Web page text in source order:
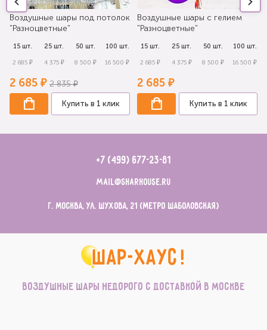
Воздушные шары под потолок
"Разноцветные"
15 шт.
2 685 ₽
25 шт.
4 375 ₽
50 шт.
8 500 ₽
100 шт.
16 500 ₽
2 685 ₽ 2 835 ₽
Купить в 1 клик
Воздушные шары с гелием
"Разноцветные"
15 шт.
2 685 ₽
25 шт.
4 375 ₽
50 шт.
8 500 ₽
100 шт.
16 500 ₽
2 685 ₽
Купить в 1 клик
+7 (499) 677-23-81
mail@sharhouse.ru
г. Москва, ул. Шухова, 21 (метро Шаболовская)
Воздушные шары недорого с доставкой в Москве